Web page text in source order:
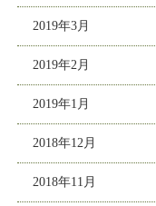
2019年3月
2019年2月
2019年1月
2018年12月
2018年11月